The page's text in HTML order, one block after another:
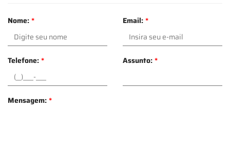
Nome:* Email:*
Telefone:* Assunto:*
Mensagem:*